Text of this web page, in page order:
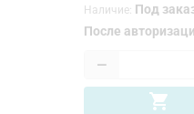
Наличие: Под
После
−